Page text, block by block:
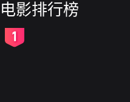
电影排行榜